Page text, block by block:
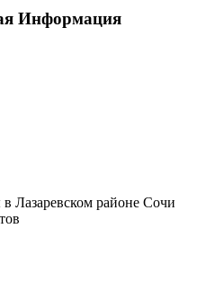
Информация
Лазаревском районе Сочи